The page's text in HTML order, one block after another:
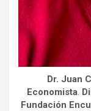
Dr. Juan
Economista.
Fundación